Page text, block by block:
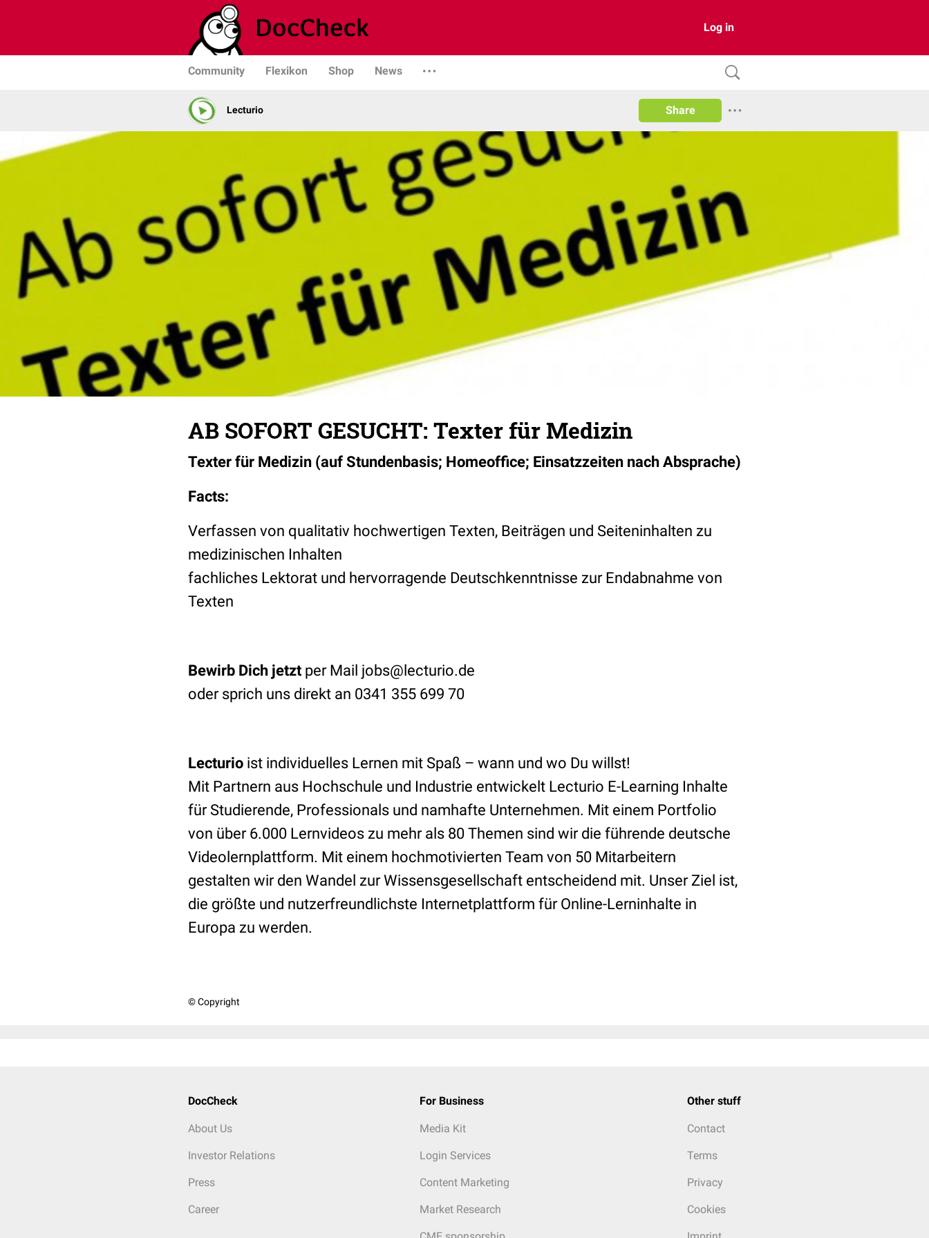
Log in
Community Flexikon Shop News
Lecturio Share
AB SOFORT GESUCHT: Texter für Medizin
Texter für Medizin (auf Stundenbasis; Homeoffice; Einsatzzeiten nach Absprache)
Facts:
Verfassen von qualitativ hochwertigen Texten, Beiträgen und Seiteninhalten zu
medizinischen Inhalten
fachliches Lektorat und hervorragende Deutschkenntnisse zur Endabnahme von
Texten
Bewirb Dich jetzt per Mail jobs@lecturio.de
oder sprich uns direkt an 0341 355 699 70
Lecturio ist individuelles Lernen mit Spaß – wann und wo Du willst!
Mit Partnern aus Hochschule und Industrie entwickelt Lecturio E-Learning Inhalte
für Studierende, Professionals und namhafte Unternehmen. Mit einem Portfolio
von über 6.000 Lernvideos zu mehr als 80 Themen sind wir die führende deutsche
Videolernplattform. Mit einem hochmotivierten Team von 50 Mitarbeitern
gestalten wir den Wandel zur Wissensgesellschaft entscheidend mit. Unser Ziel ist,
die größte und nutzerfreundlichste Internetplattform für Online-Lerninhalte in
Europa zu werden.
© Copyright
DocCheck
About Us
Investor Relations
Press
Career
For Business
Media Kit
Login Services
Content Marketing
Market Research
Other stuff
Contact
Terms
Privacy
Cookies